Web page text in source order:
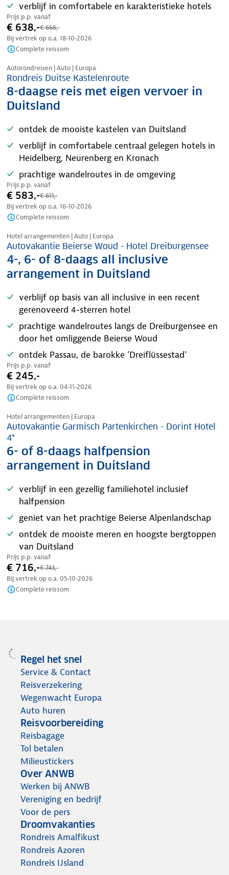
verblijf in comfortabele en karakteristieke hotels
Prijs p.p. vanaf
€ 638,-€ 666,-
Bij vertrek op o.a. 18-10-2026
Complete reissom
Nazomer korting
Autorondreizen | Auto | Europa
Rondreis Duitse Kastelenroute
8-daagse reis met eigen vervoer in
Duitsland
ontdek de mooiste kastelen van Duitsland
verblijf in comfortabele centraal gelegen hotels in
Heidelberg, Neurenberg en Kronach
prachtige wandelroutes in de omgeving
Prijs p.p. vanaf
€ 583,-€ 611,-
Bij vertrek op o.a. 16-10-2026
Complete reissom
Nazomer korting
Hotel arrangementen | Auto | Europa
Autovakantie Beierse Woud - Hotel Dreiburgensee
4-, 6- of 8-daags all inclusive
arrangement in Duitsland
verblijf op basis van all inclusive in een recent
gerenoveerd 4-sterren hotel
prachtige wandelroutes langs de Dreiburgensee en
door het omliggende Beierse Woud
ontdek Passau, de barokke 'Dreiflüssestad'
Prijs p.p. vanaf
€ 245,-
Bij vertrek op o.a. 04-11-2026
Complete reissom
Nazomer korting
Hotel arrangementen | Europa
Autovakantie Garmisch Partenkirchen - Dorint Hotel
4*
6- of 8-daags halfpension
arrangement in Duitsland
verblijf in een gezellig familiehotel inclusief
halfpension
geniet van het prachtige Beierse Alpenlandschap
ontdek de mooiste meren en hoogste bergtoppen
van Duitsland
Prijs p.p. vanaf
€ 716,-€ 743,-
Bij vertrek op o.a. 05-10-2026
Complete reissom
Regel het snel
Service & Contact
Reisverzekering
Wegenwacht Europa
Auto huren
Reisvoorbereiding
Reisbagage
Tol betalen
Milieustickers
Over ANWB
Werken bij ANWB
Vereniging en bedrijf
Voor de pers
Droomvakanties
Rondreis Amalfikust
Rondreis Azoren
Rondreis IJsland